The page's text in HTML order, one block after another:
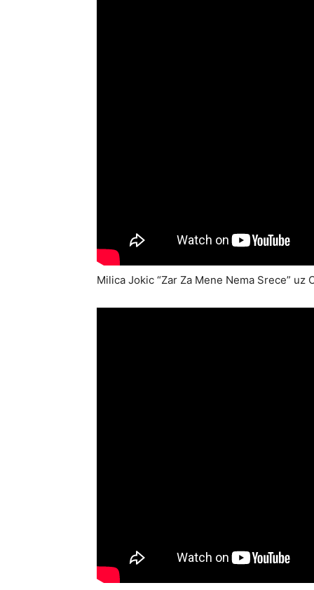
Milica Jokic “Zar Za Mene Nema Srece” uz